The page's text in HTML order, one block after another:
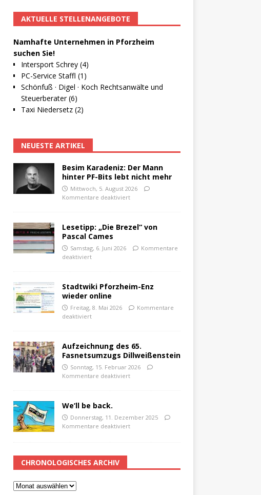
AKTUELLE STELLENANGEBOTE
Namhafte Unternehmen in Pforzheim
suchen Sie!
Intersport Schrey (4)
PC-Service Staffl (1)
Schönfuß · Digel · Koch Rechtsanwälte und
Steuerberater (6)
Taxi Niedersetz (2)
NEUESTE ARTIKEL
Besim Karadeniz: Der Mann
hinter PF-Bits lebt nicht mehr
Mittwoch, 5. August 2026
Kommentare deaktiviert
Lesetipp: „Die Brezel“ von
Pascal Cames
Samstag, 6. Juni 2026
Kommentare
deaktiviert
Stadtwiki Pforzheim-Enz
wieder online
Freitag, 8. Mai 2026
Kommentare
deaktiviert
Aufzeichnung des 65.
Fasnetsumzugs Dillweißenstein
Sonntag, 15. Februar 2026
Kommentare deaktiviert
We’ll be back.
Donnerstag, 11. Dezember 2025
Kommentare deaktiviert
CHRONOLOGISCHES ARCHIV